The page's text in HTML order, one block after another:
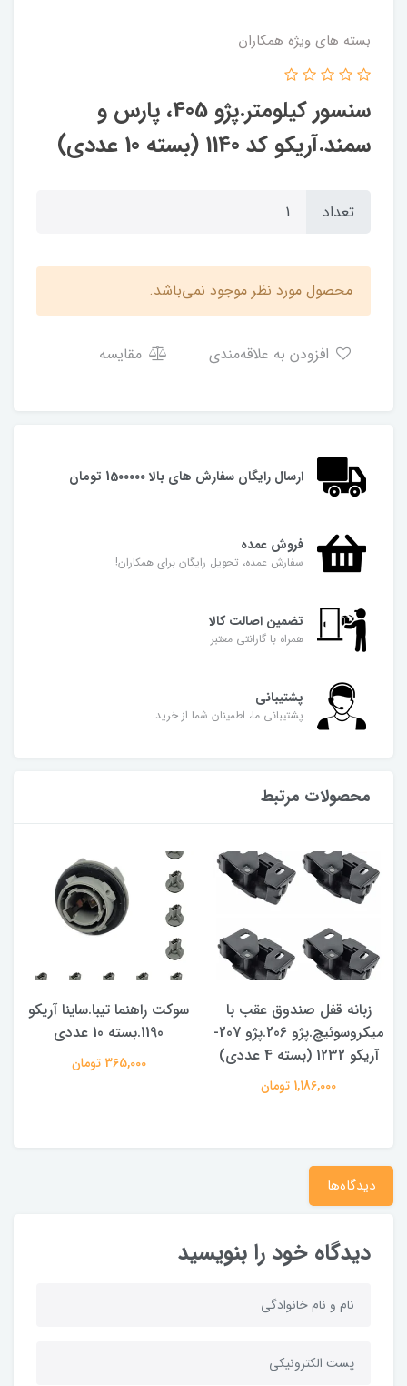
بسته های ویژه همکاران
سنسور کیلومتر.پژو 405، پارس و
سمند.آریکو کد 1140 (بسته 10 عددی)
تعداد
محصول مورد نظر موجود نمی‌باشد.
مقایسه
ارسال رایگان سفارش های بالا 1500000 تومان
فروش عمده
سفارش عمده، تحویل رایگان برای همکاران!
تضمین اصالت کالا
همراه با گارانتی معتبر
پشتیبانی
پشتیبانی ما، اطمینان شما از خرید
محصولات مرتبط
زبانه قفل صندوق عقب با
میکروسوئیچ.پژو 206.پژو 207-
آریکو 1232 (بسته 4 عددی)
1,186,000 تومان
سوکت راهنما تیبا.ساینا آریکو
1190.بسته 10 عددی
365,000 تومان
دیدگاه‌ها
دیدگاه خود را بنویسید